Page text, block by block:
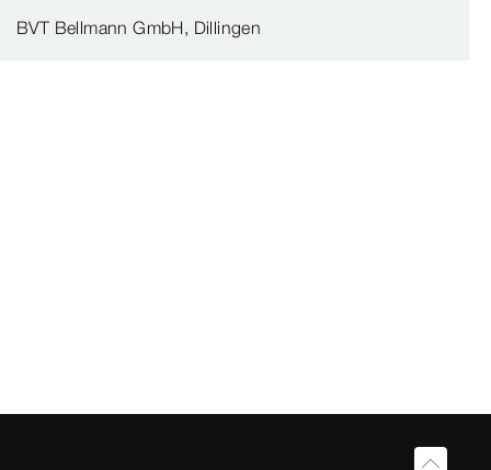
BVT Bellmann GmbH, Dillingen